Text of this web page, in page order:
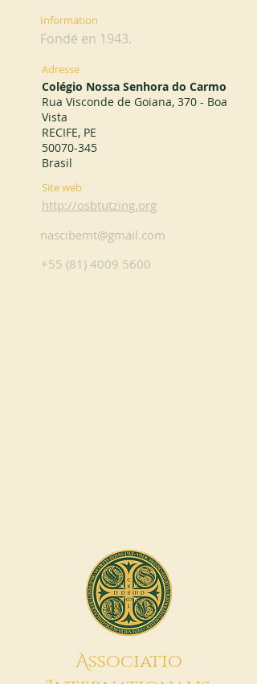
Information
Fondé en 1943.
Adresse
Colégio Nossa Senhora do Carmo
Rua Visconde de Goiana, 370 - Boa
Vista
RECIFE, PE
50070-345
Brasil
Site web
http://osbtutzing.org
nascibemt@gmail.com
+55 (81) 4009 5600
Associatio